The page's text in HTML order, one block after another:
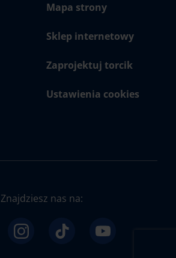
Sklep online
Mapa strony
Sklep internetowy
Zaprojektuj torcik
Ustawienia cookies
Znajdziesz nas na: